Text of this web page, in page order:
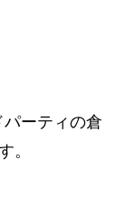
ーティの倉
。